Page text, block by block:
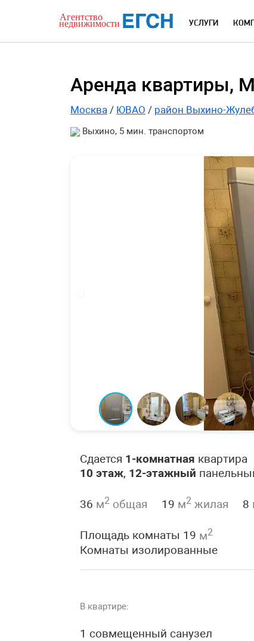
УСЛУГИ
Аренда квартиры,
Москва / ЮВАО / район Выхино-
Выхино, 5 мин. транспортом
Сдается 1-комнатная квартира
10 этаж, 12-этажный
36 м2 общая 19 м2 жилая 8
Площадь комнаты 19 м2
Комнаты изолированные
В квартире:
1 совмещенный санузел